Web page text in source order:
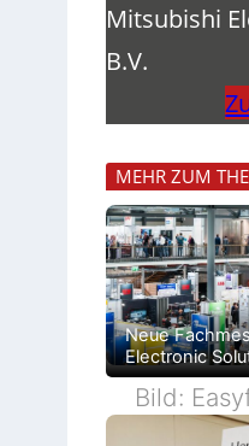
Mitsubishi
B.V.
MEHR ZUM
Neue
Electronic
Bild: